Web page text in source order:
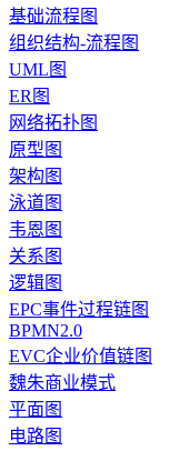
基础流程图
组织结构-流程图
UML图
ER图
网络拓扑图
原型图
架构图
泳道图
韦恩图
关系图
逻辑图
EPC事件过程链图
BPMN2.0
EVC企业价值链图
魏朱商业模式
平面图
电路图